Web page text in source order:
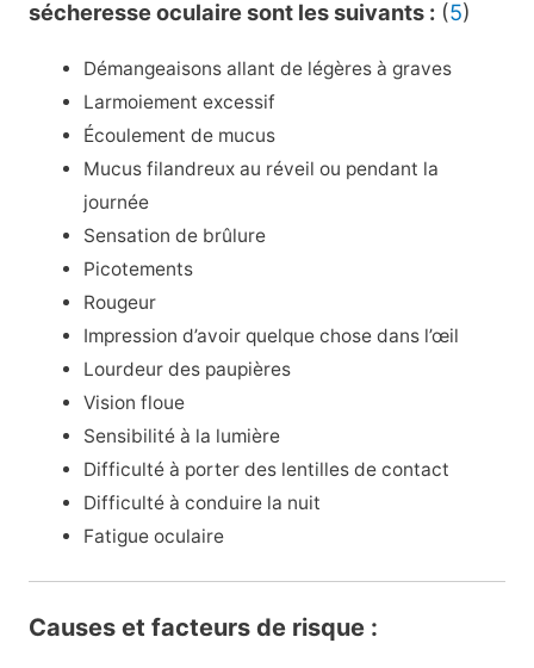
sécheresse oculaire sont les suivants :(5)
Démangeaisons allant de légères à graves
Larmoiement excessif
Écoulement de mucus
Mucus filandreux au réveil ou pendant la
journée
Sensation de brûlure
Picotements
Rougeur
Impression d’avoir quelque chose dans l’œil
Lourdeur des paupières
Vision floue
Sensibilité à la lumière
Difficulté à porter des lentilles de contact
Difficulté à conduire la nuit
Fatigue oculaire
Causes et facteurs de risque :